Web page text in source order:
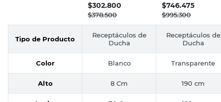
$302.800
$378.500
$746.475
$995.300
Tipo de Producto
Receptáculos de
Ducha
Receptáculos de
Ducha
Color Blanco Transparente
Alto 8 Cm 190 cm